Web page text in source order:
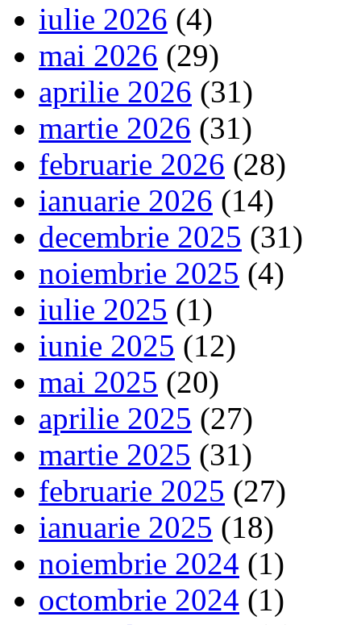
iulie 2026 (4)
mai 2026 (29)
aprilie 2026 (31)
martie 2026 (31)
februarie 2026 (28)
ianuarie 2026 (14)
decembrie 2025 (31)
noiembrie 2025 (4)
iulie 2025 (1)
iunie 2025 (12)
mai 2025 (20)
aprilie 2025 (27)
martie 2025 (31)
februarie 2025 (27)
ianuarie 2025 (18)
noiembrie 2024 (1)
octombrie 2024 (1)